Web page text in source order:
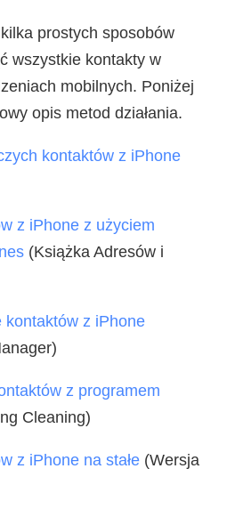
prostych sposobów
wszystkie kontakty w
mobilnych. Poniżej
opis metod działania.
kontaktów z iPhone
z iPhone z użyciem
(Książka Adresów i
kontaktów z iPhone
z programem
Cleaning)
z iPhone na stałe (Wersja